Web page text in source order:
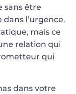
sans être
l’urgence.
mais ce
relation qui
qui
dans votre